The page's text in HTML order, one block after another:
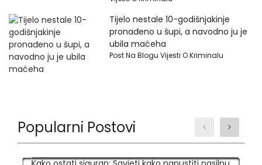
Tijelo nestale 10-godišnjakinje
pronađeno u šupi, a navodno ju je
ubila maćeha
Post Na Blogu Vijesti O Kriminalu
Popularni Postovi